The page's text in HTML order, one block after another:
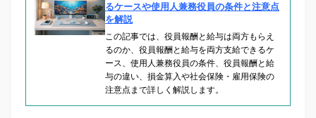
るケースや使用人兼務役員の条件と注意点
を解説
この記事では、役員報酬と給与は両方もらえ
るのか、役員報酬と給与を両方支給できるケ
ース、使用人兼務役員の条件、役員報酬と給
与の違い、損金算入や社会保険・雇用保険の
注意点まで詳しく解説します。